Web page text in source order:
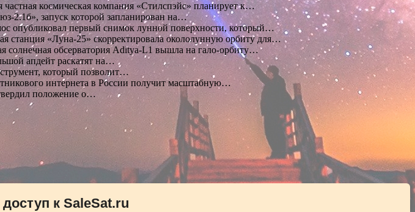
частная космическая компания «Стилспэйс» планирует к…
2.1б», запуск которой запланирован на…
опубликовал первый снимок лунной поверхности, который…
станция «Луна-25» скорректировала окололунную орбиту для…
солнечная обсерватория Aditya-L1 вышла на гало-орбиту…
апдейт раскатят на…
который позволит…
интернета в России получит масштабную…
положение о…
к SaleSat.ru